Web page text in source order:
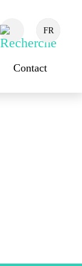
Rechercher
FR
EN
DE
Contact